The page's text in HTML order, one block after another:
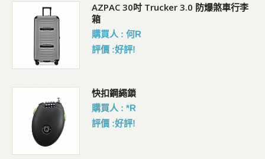
AZPAC 30吋 Trucker 3.0 防爆煞車行李
箱
購買人 : 何R
評價 :好評!
快扣鋼繩鎖
購買人 : *R
評價 :好評!